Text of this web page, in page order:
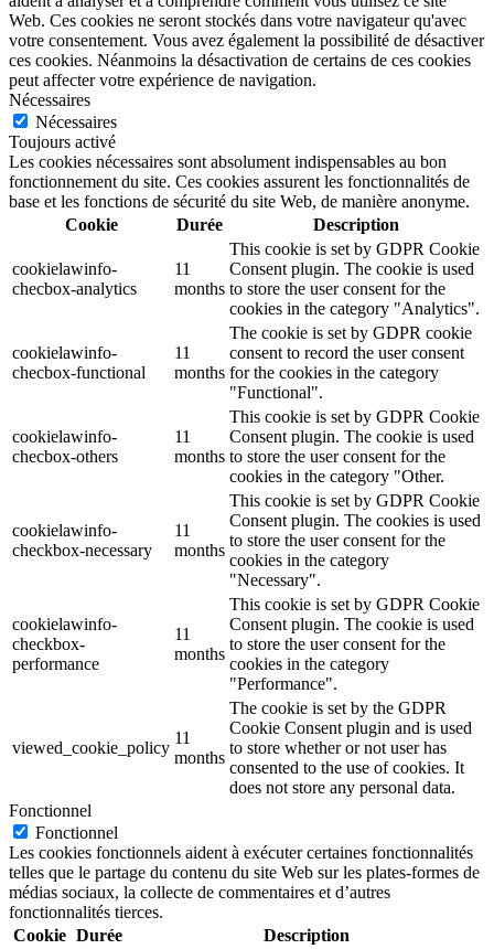
Web. Ces cookies ne seront stockés dans votre navigateur qu'avec
votre consentement. Vous avez également la possibilité de désactiver
ces cookies. Néanmoins la désactivation de certains de ces cookies
peut affecter votre expérience de navigation.
Nécessaires
Nécessaires
Toujours activé
Les cookies nécessaires sont absolument indispensables au bon
fonctionnement du site. Ces cookies assurent les fonctionnalités de
base et les fonctions de sécurité du site Web, de manière anonyme.
Cookie
Durée Description
cookielawinfo-
checbox-analytics
11
months
This cookie is set by GDPR Cookie
Consent plugin. The cookie is used
to store the user consent for the
cookies in the category "Analytics".
cookielawinfo-
checbox-functional
11
months
The cookie is set by GDPR cookie
consent to record the user consent
for the cookies in the category
"Functional".
cookielawinfo-
checbox-others
11
months
This cookie is set by GDPR Cookie
Consent plugin. The cookie is used
to store the user consent for the
cookies in the category "Other.
cookielawinfo-
checkbox-necessary
11
months
This cookie is set by GDPR Cookie
Consent plugin. The cookies is used
to store the user consent for the
cookies in the category
"Necessary".
cookielawinfo-
checkbox-
performance
11
months
This cookie is set by GDPR Cookie
Consent plugin. The cookie is used
to store the user consent for the
cookies in the category
"Performance".
viewed_cookie_policy
11
months
The cookie is set by the GDPR
Cookie Consent plugin and is used
to store whether or not user has
consented to the use of cookies. It
does not store any personal data.
Fonctionnel
Fonctionnel
Les cookies fonctionnels aident à exécuter certaines fonctionnalités
telles que le partage du contenu du site Web sur les plates-formes de
médias sociaux, la collecte de commentaires et d’autres
fonctionnalités tierces.
Cookie Durée Description